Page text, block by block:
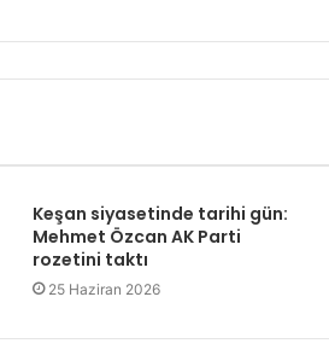
Keşan siyasetinde tarihi gün:
Mehmet Özcan AK Parti
rozetini taktı
25 Haziran 2026